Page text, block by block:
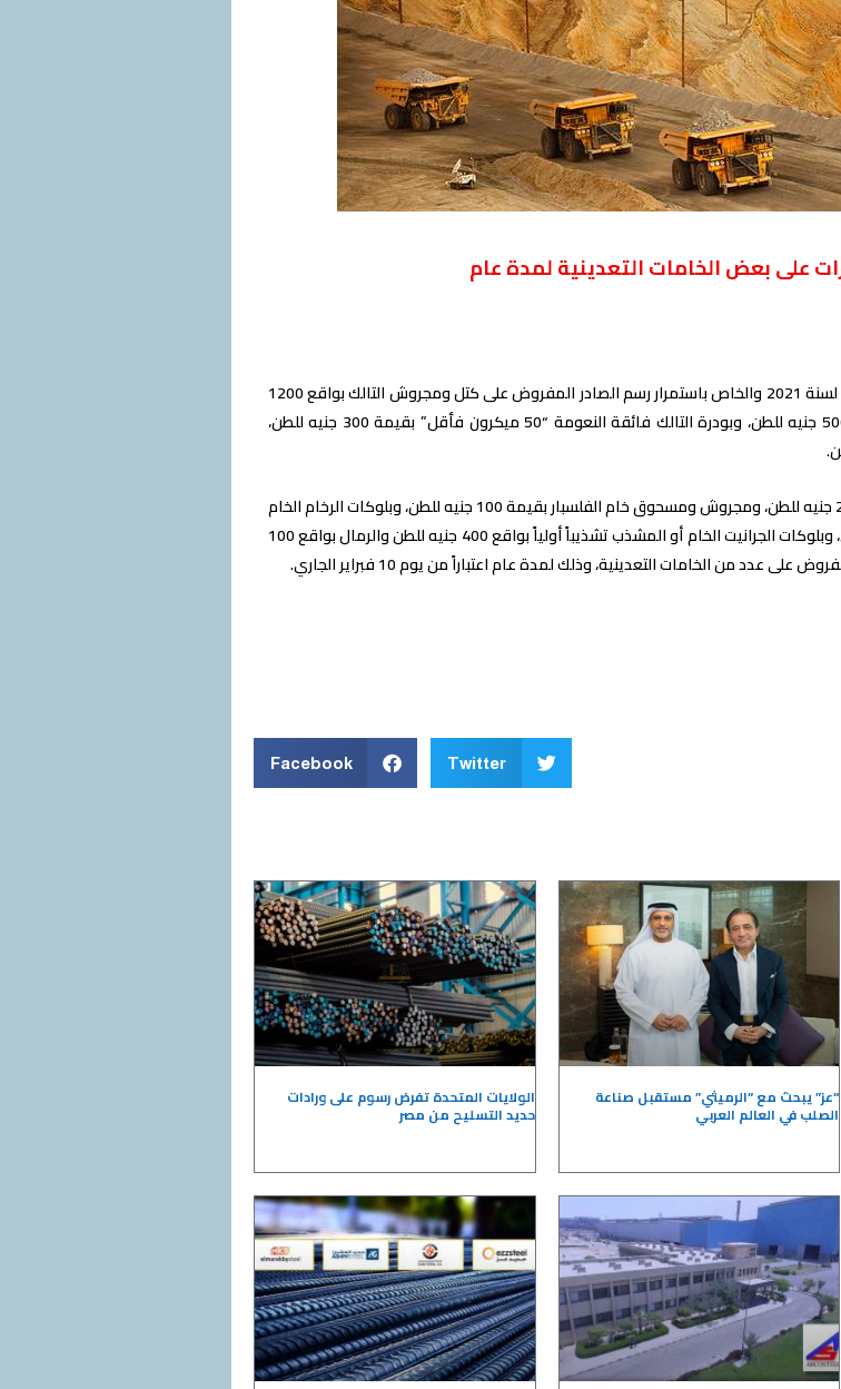
على بعض الخامات التعدينية لمدة عام
نشرت الجريدة الرسمية في مصر القرار رقم 82 لسنة 2021 والخاص باستمرار رسم الصادر المفروض على كتل ومجروش التالك بواقع 1200
جنيه للطن، ومسحوق “بودرة” التالك بواقع 500 جنيه للطن، وبودرة التالك فائقة النعومة “50 ميكرون فأقل” بقيمة 300 جنيه للطن،
كما يتضمن القرار كتل خام الفلسبار بواقع 200 جنيه للطن، ومجروش ومسحوق خام الفلسبار بقيمة 100 جنيه للطن، وبلوكات الرخام الخام
أو المشذب تشذيباً أولياً بواقع 400 جنيه للطن، وبلوكات الجرانيت الخام أو المشذب تشذيباً أولياً بواقع 400 جنيه للطن والرمال بواقع 100
عدد من الخامات التعدينية، وذلك لمدة عام اعتباراً من يوم 10 فبراير الجاري.
Twitter
Facebook
“عز” يبحث مع “الرميثي” مستقبل صناعة
الصلب في العالم العربي
الولايات المتحدة تفرض رسوم على ورادات
حديد التسليح من مصر